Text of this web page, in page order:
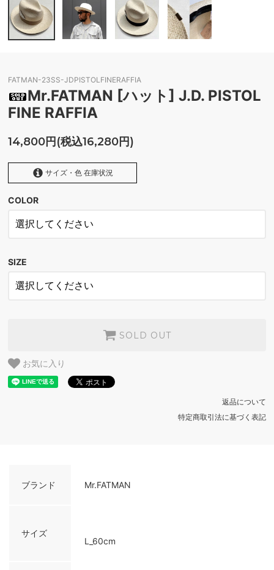
FATMAN-23SS-JDPISTOLFINERAFFIA
Mr.FATMAN [ハット] J.D. PISTOL
FINE RAFFIA
14,800円(税込16,280円)
サイズ・色 在庫状況
COLOR
SIZE
SOLD OUT
お気に入り
返品について
特定商取引法に基づく表記
ブランド Mr.FATMAN
サイズ
L_60cm